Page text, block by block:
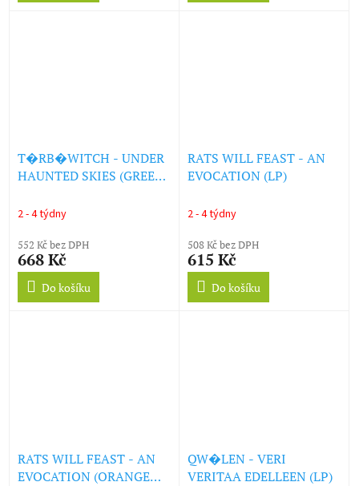
T�RB�WITCH - UNDER
HAUNTED SKIES (GREEN
2 - 4 týdny
552 Kč bez DPH
668 Kč
Do košíku
RATS WILL FEAST - AN
EVOCATION (LP)
2 - 4 týdny
508 Kč bez DPH
615 Kč
Do košíku
RATS WILL FEAST - AN
EVOCATION (ORANGE
QW�LEN - VERI
VERITAA EDELLEEN (LP)